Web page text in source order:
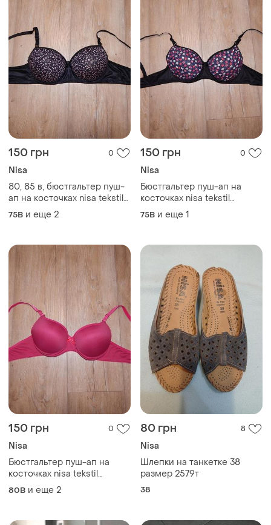
150 грн 0
Nisa
80, 85 в, бюстгальтер пуш-
ап на косточках nisa tekstil
туреченица
75B и еще 2
150 грн 0
Nisa
Бюстгальтер пуш-ап на
косточках nisa tekstil
туреченица
75B и еще 1
150 грн 0
Nisa
Бюстгальтер пуш-ап на
косточках nisa tekstil
туреченица
80B и еще 2
80 грн 8
Nisa
Шлепки на танкетке 38
размер 2579т
38